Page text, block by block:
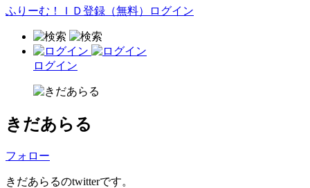
ふりーむ！ＩＤ登録（無料） ログイン
ログイン
きだあらる
フォロー
きだあらるのtwitterです。